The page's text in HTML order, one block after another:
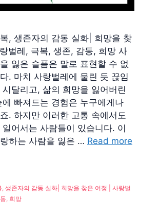
, 생존자의 감동 실화| 희망을 찾
벌레, 극복, 생존, 감동, 희망 사
잃은 슬픔은 말로 표현할 수 없
. 마치 사랑벌레에 물린 듯 끊임
달리고, 삶의 희망을 잃어버린
빠져드는 경험은 누구에게나
. 하지만 이러한 고통 속에서도
어서는 사람들이 있습니다. 이
하는 사람을 잃은 … Read more
, 생존자의 감동 실화| 희망을 찾은 여정 | 사랑벌
, 희망